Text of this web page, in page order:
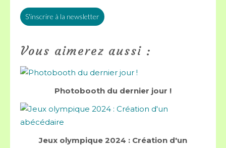
S'inscrire à la newsletter
Vous aimerez aussi :
Photobooth du dernier jour !
Jeux olympique 2024 : Création d'un